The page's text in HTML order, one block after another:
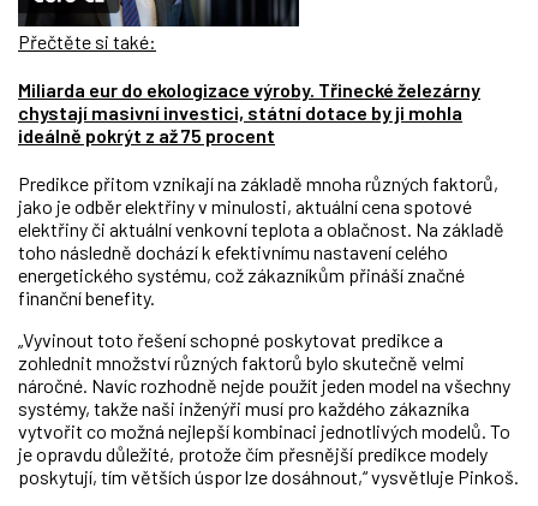
Přečtěte si také:
Miliarda eur do ekologizace výroby. Třinecké železárny
chystají masivní investici, státní dotace by ji mohla
ideálně pokrýt z až 75 procent
Predikce přitom vznikají na základě mnoha různých faktorů,
jako je odběr elektřiny v minulosti, aktuální cena spotové
elektřiny či aktuální venkovní teplota a oblačnost. Na základě
toho následně dochází k efektivnímu nastavení celého
energetického systému, což zákazníkům přináší značné
finanční benefity.
„Vyvinout toto řešení schopné poskytovat predikce a
zohlednit množství různých faktorů bylo skutečně velmi
náročné. Navíc rozhodně nejde použít jeden model na všechny
systémy, takže naši inženýři musí pro každého zákazníka
vytvořit co možná nejlepší kombinaci jednotlivých modelů. To
je opravdu důležité, protože čím přesnější predikce modely
poskytují, tím větších úspor lze dosáhnout,“ vysvětluje Pinkoš.